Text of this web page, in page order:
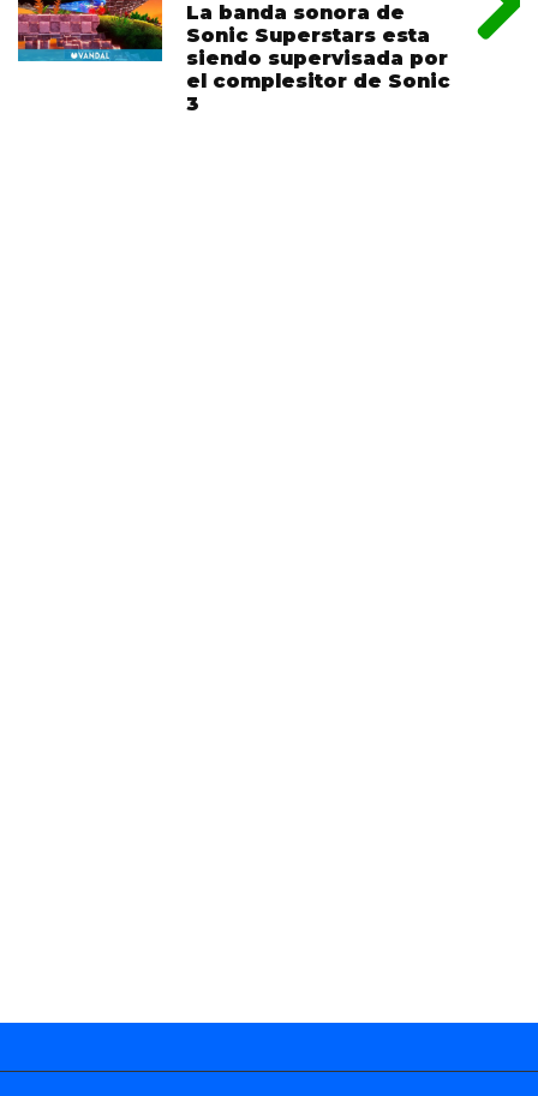
La banda sonora de
Sonic Superstars esta
siendo supervisada por
el complesitor de Sonic
3